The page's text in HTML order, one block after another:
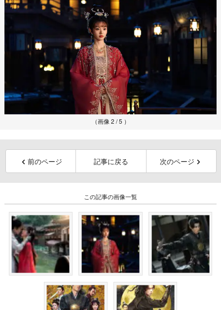
（画像 2 / 5 ）
前のページ 記事に戻る 次のページ
この記事の画像一覧